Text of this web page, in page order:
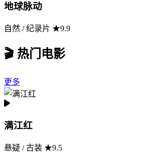
地球脉动
自然 / 纪录片 ★9.9
🎬 热门电影
更多
满江红
悬疑 / 古装 ★9.5